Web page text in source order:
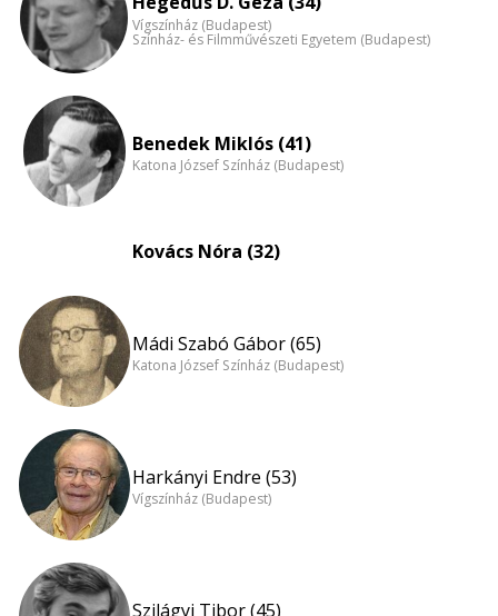
Vígszínház (Budapest)
Színház- és Filmművészeti Egyetem (Budapest)
Benedek Miklós (41)
Katona József Színház (Budapest)
Kovács Nóra (32)
Mádi Szabó Gábor (65)
Katona József Színház (Budapest)
Harkányi Endre (53)
Vígszínház (Budapest)
Szilágyi Tibor (45)